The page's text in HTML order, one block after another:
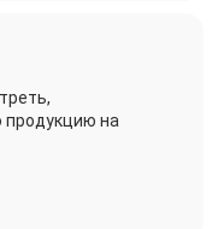
продукцию на